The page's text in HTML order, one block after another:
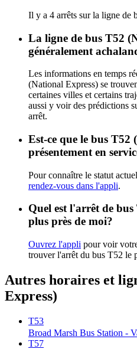
Il y a 4 arrêts sur la ligne de
La ligne de bus T52
généralement
Les informations en temps
(National Express) se
certaines villes et certains
aussi y voir des prédictions
arrêt.
Est-ce que le bus T52
présentement en
Pour connaître le statut
rendez-vous dans l'appli.
Quel est l'arrêt de
plus près de moi?
Ouvrez l'appli pour voir
trouver l'arrêt du bus T52 le
Autres horaires et
Express)
T53
Broad Marsh Bus Station -
T57